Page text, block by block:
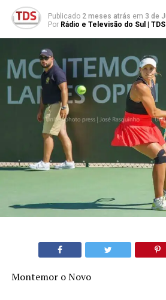
Publicado 2 meses atrás em 3 de
Por Rádio e Televisão do Sul | TDS
Montemor o Novo